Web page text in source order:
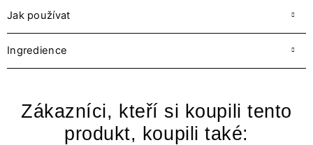
Jak používat
Ingredience
Zákazníci, kteří si koupili tento
produkt, koupili také: